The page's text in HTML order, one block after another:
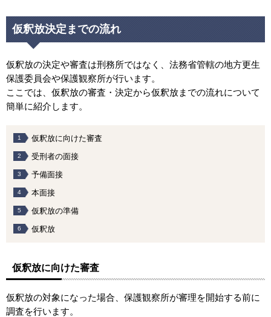
仮釈放決定までの流れ
仮釈放の決定や審査は刑務所ではなく、法務省管轄の地方更生
保護委員会や保護観察所が行います。
ここでは、仮釈放の審査・決定から仮釈放までの流れについて
簡単に紹介します。
仮釈放に向けた審査
受刑者の面接
予備面接
本面接
仮釈放の準備
仮釈放
仮釈放に向けた審査
仮釈放の対象になった場合、保護観察所が審理を開始する前に
調査を行います。